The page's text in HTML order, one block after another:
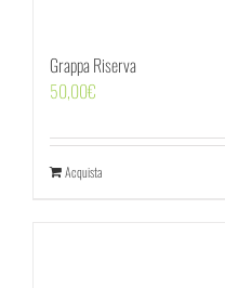
Grappa Riserva
50,00€
Acquista